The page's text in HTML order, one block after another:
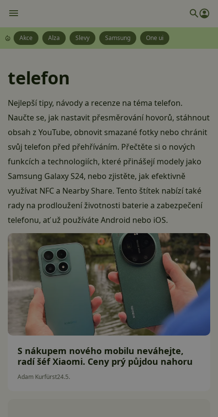
Akce Alza Slevy Samsung One ui
telefon
Nejlepší tipy, návody a recenze na téma telefon.
Naučte se, jak nastavit přesměrování hovorů, stáhnout
obsah z YouTube, obnovit smazané fotky nebo chránit
svůj telefon před přehříváním. Přečtěte si o nových
funkcích a technologiích, které přinášejí modely jako
Samsung Galaxy S24, nebo zjistěte, jak efektivně
využívat NFC a Nearby Share. Tento štítek nabízí také
rady na prodloužení životnosti baterie a zabezpečení
telefonu, ať už používáte Android nebo iOS.
S nákupem nového mobilu neváhejte,
radí šéf Xiaomi. Ceny prý půjdou nahoru
Adam Kurfürst24.5.